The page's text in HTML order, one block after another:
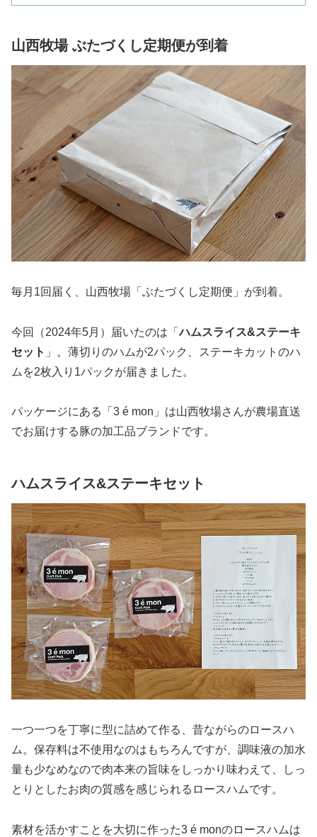
山西牧場 ぶたづくし定期便が到着
毎月1回届く、山西牧場「ぶたづくし定期便」が到着。
今回（2024年5月）届いたのは「ハムスライス&ステーキ
セット 」。薄切りのハムが2パック、ステーキカットのハ
ムを2枚入り1パックが届きました。
パッケージにある「3 é mon」は山西牧場さんが農場直送
でお届けする豚の加工品ブランドです。
ハムスライス&ステーキセット
一つ一つを丁寧に型に詰めて作る、昔ながらのロースハ
ム。保存料は不使用なのはもちろんですが、調味液の加水
量も少なめなので肉本来の旨味をしっかり味わえて、しっ
とりとしたお肉の質感を感じられるロースハムです。
素材を活かすことを大切に作った3 é monのロースハムは